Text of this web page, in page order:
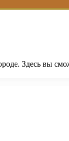
Здесь вы